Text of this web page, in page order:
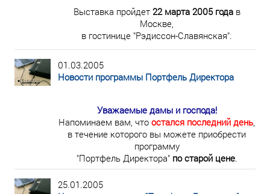
Выставка пройдет 22 марта 2005 годав
Москве,
в гостинице "Рэдиссон-Славянская".
01.03.2005
Новости программы Портфель Директора
Уважаемые дамы и господа!
Напоминаем вам, что остался последний день,
в течение которого вы можете приобрести
программу
"Портфель Директора" по старой цене.
25.01.2005